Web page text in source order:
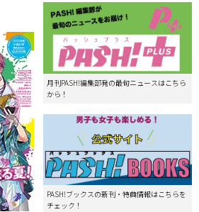
月刊PASH!編集部発の最旬ニュースはこちら
から！
PASH!ブックスの新刊・特典情報はこちらを
チェック！